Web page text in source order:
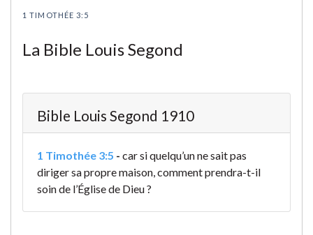
1 TIMOTHÉE 3:5
La Bible Louis Segond
Bible Louis Segond 1910
1 Timothée 3:5 - car si quelqu’un ne sait pas
diriger sa propre maison, comment prendra-t-il
soin de l’Église de Dieu ?